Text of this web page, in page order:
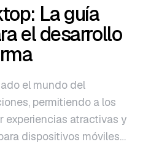
La guía
el desarrollo
el mundo del
permitiendo a los
experiencias atractivas y
dispositivos móviles…